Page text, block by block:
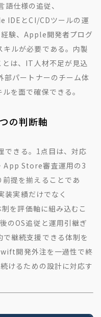
仕様の追従、
IDEとCI/CDツールの運
験、Apple開発者プログ
ルが必要である。内製
は、IT人材不足が見込
部パートナーのチーム体
を面で確保できる。
の判断軸
きる。1点目は、対応
App Store審査運用の3
提を揃えることであ
実績だけでなく
を評価軸に組み込むこ
のOS追従と運用引継ぎ
継続支援できる体制を
開発外注を一過性で終
けるための設計に対応す